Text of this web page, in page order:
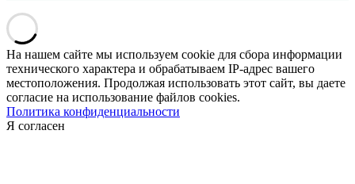
На нашем сайте мы используем cookie для сбора информации
технического характера и обрабатываем IP-адрес вашего
местоположения. Продолжая использовать этот сайт, вы даете
согласие на использование файлов cookies.
Политика конфиденциальности
Я согласен